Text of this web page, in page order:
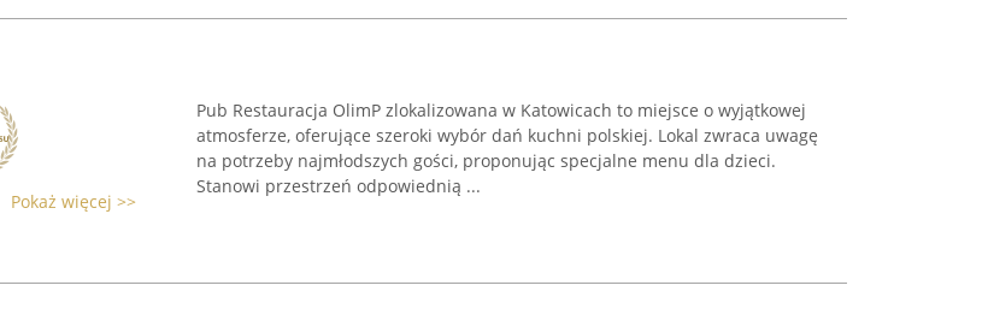
Pokaż więcej >>
Pub Restauracja OlimP zlokalizowana w Katowicach to miejsce o wyjątkowej
atmosferze, oferujące szeroki wybór dań kuchni polskiej. Lokal zwraca uwagę
na potrzeby najmłodszych gości, proponując specjalne menu dla dzieci.
Stanowi przestrzeń odpowiednią ...